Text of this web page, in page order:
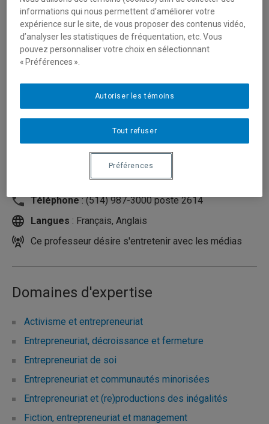
Département de management
germain.olivier@uqam.ca
Téléphone: (514) 987-3000 poste 2614
Langues : Français, Anglais
Ce professeur désire s'entretenir avec les médias
Domaines d'expertise
Activisme et entrepreneuriat
Entrepreneuriat, décroissance et fermeture
Entrepreneuriat de soi
Entrepreneuriat et communautés minorisées
Entrepreneuriat et (re)productions des inégalités
Fiction, entrepreneuriat et management
informations qui nous permettent d’améliorer votre
expérience sur le site, de vous proposer des contenus vidéo,
d’analyser les statistiques de fréquentation, etc. Vous
pouvez personnaliser votre choix en sélectionnant
« Préférences ».
Tout refuser
Autoriser les témoins
Préférences